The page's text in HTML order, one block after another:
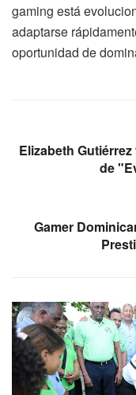
gaming está
adaptarse
oportunidad de
Elizabeth
de
Gamer